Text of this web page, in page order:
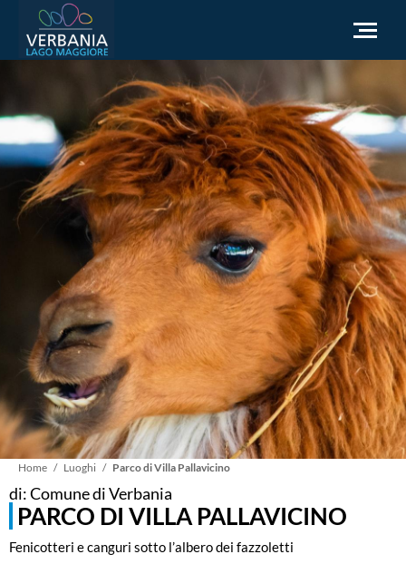
IT
Come raggiungerci
Infopoint Turistico
Meteo
Richiesta informazioni
Sito Istituzionale
Briciole
di
Home Luoghi Parco di Villa Pallavicino
di: Comune di Verbania
PARCO DI VILLA PALLAVICINO
Fenicotteri e canguri sotto l’albero dei fazzoletti